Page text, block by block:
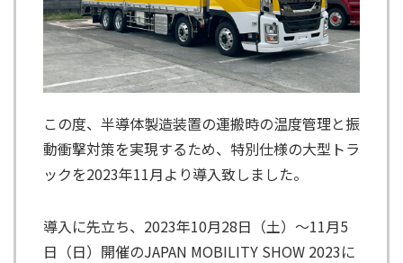
この度、半導体製造装置の運搬時の温度管理と振
動衝撃対策を実現するため、特別仕様の大型トラ
ックを2023年11月より導入致しました。
導入に先立ち、2023年10月28日（土）～11月5
日（日）開催のJAPAN MOBILITY SHOW 2023に